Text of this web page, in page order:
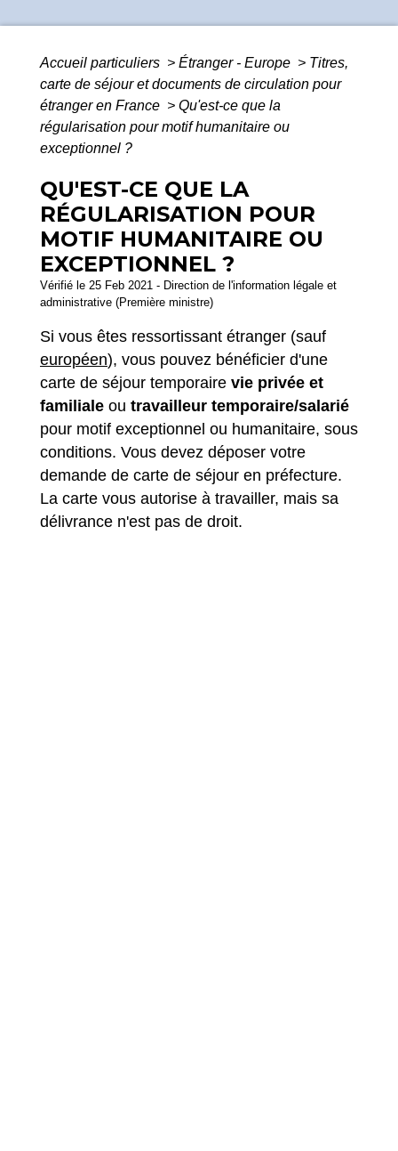
Accueil particuliers > Étranger - Europe > Titres,
carte de séjour et documents de circulation pour
étranger en France > Qu'est-ce que la
régularisation pour motif humanitaire ou
exceptionnel ?
QU'EST-CE QUE LA
RÉGULARISATION POUR
MOTIF HUMANITAIRE OU
EXCEPTIONNEL ?
Vérifié le 25 Feb 2021 - Direction de l'information légale et
administrative (Première ministre)
Si vous êtes ressortissant étranger (sauf
européen), vous pouvez bénéficier d'une
carte de séjour temporaire vie privée et
familiale ou travailleur temporaire/salarié
pour motif exceptionnel ou humanitaire, sous
conditions. Vous devez déposer votre
demande de carte de séjour en préfecture.
La carte vous autorise à travailler, mais sa
délivrance n'est pas de droit.